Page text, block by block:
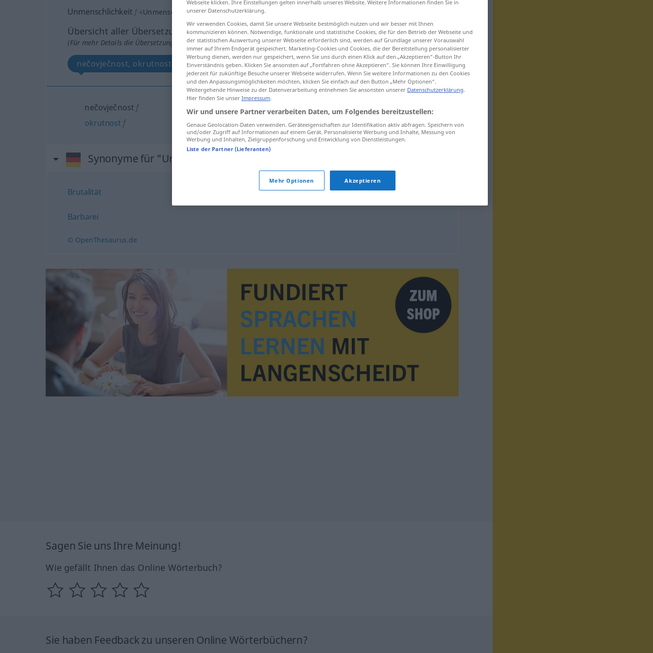
Unmenschlichkeit f <Unmenschlichkeit>
Übersicht aller Übersetzungen
(Für mehr Details die Übersetzung anklicken/antippen)
nečovječnost, okrutnost
nečovječnost f
okrutnost f
Unmenschlichkeit
Synonyme für "Unmenschlichkeit"
Brutalität
Barbarei
© OpenThesaurus.de
Sagen Sie uns Ihre Meinung!
Wie gefällt Ihnen das Online Wörterbuch?
Sie haben Feedback zu unseren Online Wörterbüchern?
Webseite klicken. Ihre Einstellungen gelten innerhalb unseres Website. Weitere Informationen finden Sie in
unserer Datenschutzerklärung.
Wir verwenden Cookies, damit Sie unsere Webseite bestmöglich nutzen und wir besser mit Ihnen
kommunizieren können. Notwendige, funktionale und statistische Cookies, die für den Betrieb der Webseite und
der statistischen Auswertung unserer Webseite erforderlich sind, werden auf Grundlage unserer Vorauswahl
immer auf Ihrem Endgerät gespeichert. Marketing-Cookies und Cookies, die der Bereitstellung personalisierter
Werbung dienen, werden nur gespeichert, wenn Sie uns durch einen Klick auf den „Akzeptieren“-Button Ihr
Einverständnis geben. Klicken Sie ansonsten auf „Fortfahren ohne Akzeptieren“. Sie können Ihre Einwilligung
jederzeit für zukünftige Besuche unserer Webseite widerrufen. Wenn Sie weitere Informationen zu den Cookies
und den Anpassungsmöglichkeiten möchten, klicken Sie einfach auf den Button „Mehr Optionen“.
Weitergehende Hinweise zu der Datenverarbeitung entnehmen Sie ansonsten unserer Datenschutzerklärung.
Hier finden Sie unser Impressum.
Wir und unsere Partner verarbeiten Daten, um Folgendes bereitzustellen:
Genaue Geolocation-Daten verwenden. Geräteeigenschaften zur Identifikation aktiv abfragen. Speichern von
und/oder Zugriff auf Informationen auf einem Gerät. Personalisierte Werbung und Inhalte, Messung von
Werbung und Inhalten, Zielgruppenforschung und Entwicklung von Dienstleistungen.
Liste der Partner (Lieferanten)
Mehr Optionen Akzeptieren